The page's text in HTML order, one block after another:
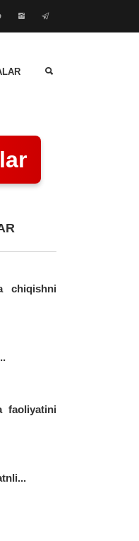
chiqishni
faoliyatini